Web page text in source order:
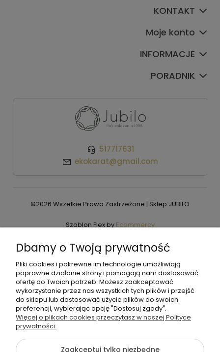
KONTAKT
Moje konto
INFORMACJE
PORADNIK
517717631
ekokarat@gmail.com
©2026 Wszelkie Prawa Zastrzeżone | Sklep JUBILO
Szablon Flex byEcommercy
Pokaż pełną wersję strony
Dbamy o Twoją prywatność
Pliki cookies i pokrewne im technologie umożliwiają
poprawne działanie strony i pomagają nam dostosować
ofertę do Twoich potrzeb. Możesz zaakceptować
wykorzystanie przez nas wszystkich tych plików i przejść
do sklepu lub dostosować użycie plików do swoich
preferencji, wybierając opcję "Dostosuj zgody".
Więcej o plikach cookies przeczytasz w naszej Polityce
prywatności.
Zaakceptuj tylko niezbędne